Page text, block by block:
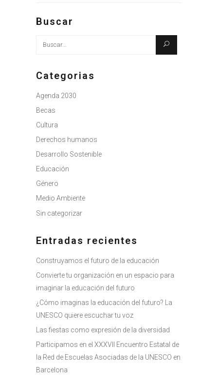
Buscar
Busque:
Categorias
Agenda 2030
Becas
Cultura
Derechos humanos
Desarrollo Sostenible
Educación
Género
Medio Ambiente
Sin categorizar
Entradas recientes
Construyamos el futuro de la educación
Convierte tu organización en un espacio para
imaginar la educación del futuro
¿Cómo imaginas la educación del futuro? La
UNESCO quiere escuchar tu voz
Las fiestas como expresión de la diversidad
Participamos en el XXXVII Encuentro Estatal de
la Red de Escuelas Asociadas de la UNESCO en
Barcelona